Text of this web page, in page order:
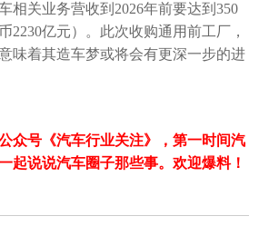
相关业务营收到2026年前要达到350
2230亿元）。此次收购通用前工厂，
味着其造车梦或将会有更深一步的进
众号《汽车行业关注》，第一时间汽
起说说汽车圈子那些事。欢迎爆料！